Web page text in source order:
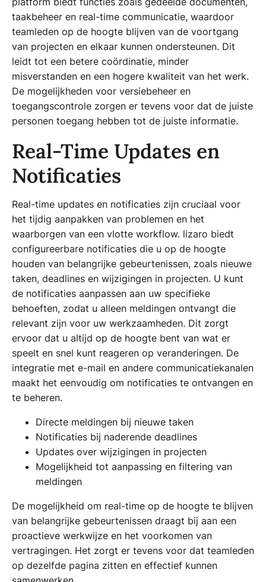
taakbeheer en real-time communicatie, waardoor
teamleden op de hoogte blijven van de voortgang
van projecten en elkaar kunnen ondersteunen. Dit
leidt tot een betere coördinatie, minder
misverstanden en een hogere kwaliteit van het werk.
De mogelijkheden voor versiebeheer en
toegangscontrole zorgen er tevens voor dat de juiste
personen toegang hebben tot de juiste informatie.
Real-Time Updates en
Notificaties
Real-time updates en notificaties zijn cruciaal voor
het tijdig aanpakken van problemen en het
waarborgen van een vlotte workflow. lizaro biedt
configureerbare notificaties die u op de hoogte
houden van belangrijke gebeurtenissen, zoals nieuwe
taken, deadlines en wijzigingen in projecten. U kunt
de notificaties aanpassen aan uw specifieke
behoeften, zodat u alleen meldingen ontvangt die
relevant zijn voor uw werkzaamheden. Dit zorgt
ervoor dat u altijd op de hoogte bent van wat er
speelt en snel kunt reageren op veranderingen. De
integratie met e-mail en andere communicatiekanalen
maakt het eenvoudig om notificaties te ontvangen en
te beheren.
Directe meldingen bij nieuwe taken
Notificaties bij naderende deadlines
Updates over wijzigingen in projecten
Mogelijkheid tot aanpassing en filtering van
meldingen
De mogelijkheid om real-time op de hoogte te blijven
van belangrijke gebeurtenissen draagt bij aan een
proactieve werkwijze en het voorkomen van
vertragingen. Het zorgt er tevens voor dat teamleden
op dezelfde pagina zitten en effectief kunnen